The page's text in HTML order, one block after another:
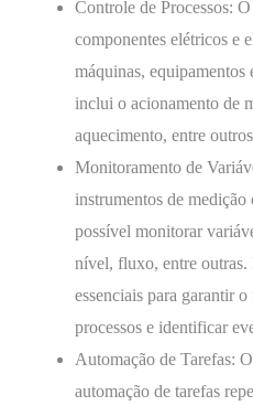
Controle de Processos:
componentes elétricos e
máquinas, equipamentos
inclui o acionamento de
aquecimento, entre
Monitoramento de
instrumentos de medição
possível monitorar
nível, fluxo, entre outras.
essenciais para garantir
processos e identificar
Automação de Tarefas:
automação de tarefas